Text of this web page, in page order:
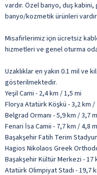
vardır. Özel banyo, duş
banyo/kozmetik ürünleri vardır.
Misafirlerimiz için ücretsiz
hizmetleri ve genel oturma
Uzaklıklar en yakın 0.1 mil ve
gösterilmektedir.
Yeşil Cami - 2,4 km / 1,5 mi
Florya Atatürk Köşkü - 3,2 km /
Belgrad Ormanı - 5,9 km / 3,7
Fenari İsa Camii - 7,7 km / 4,8
Başakşehir Fatih Terim
Hagios Nikolaos Greek
Başakşehir Kültür Merkezi - 17
Atatürk Olimpiyat Stadı - 19,7